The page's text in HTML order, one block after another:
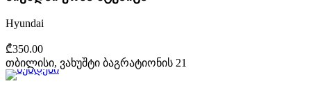
Hyundai
₾350.00
თბილისი, ვახუშტი ბაგრატიონის 21